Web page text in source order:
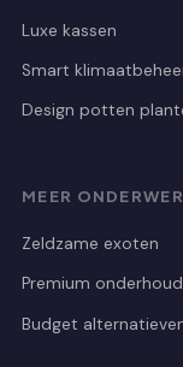
Luxe kassen
Smart
Design potten
MEER
Zeldzame exoten
Premium onderhoud
Budget